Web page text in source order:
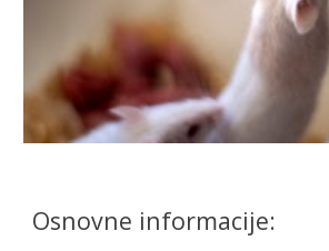
Osnovne informacije: